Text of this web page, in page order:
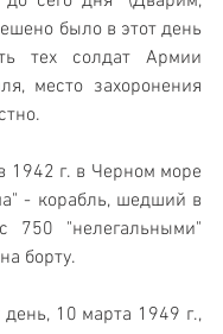
было в этот день
тех солдат Армии
место захоронения
1942 г. в Черном море
- корабль, шедший в
750 "нелегальными"
борту.
10 марта 1949 г.,